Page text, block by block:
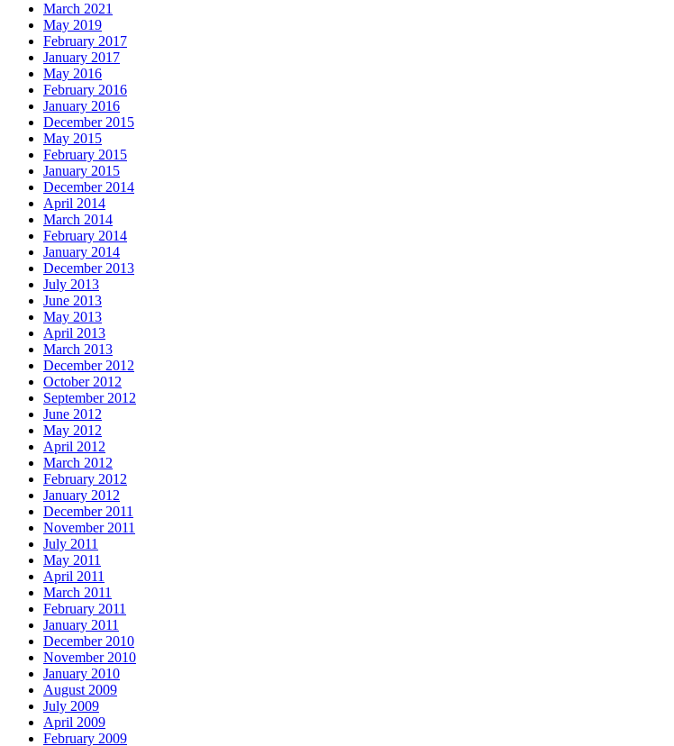
March 2021
May 2019
February 2017
January 2017
May 2016
February 2016
January 2016
December 2015
May 2015
February 2015
January 2015
December 2014
April 2014
March 2014
February 2014
January 2014
December 2013
July 2013
June 2013
May 2013
April 2013
March 2013
December 2012
October 2012
September 2012
June 2012
May 2012
April 2012
March 2012
February 2012
January 2012
December 2011
November 2011
July 2011
May 2011
April 2011
March 2011
February 2011
January 2011
December 2010
November 2010
January 2010
August 2009
July 2009
April 2009
February 2009